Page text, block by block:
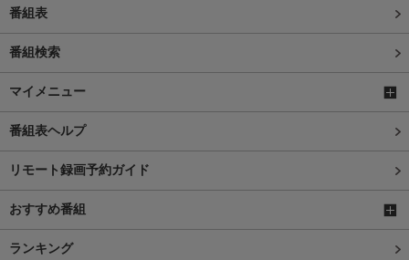
番組表
番組検索
マイメニュー
番組表ヘルプ
リモート録画予約ガイド
おすすめ番組
ランキング